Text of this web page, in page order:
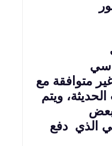
متوافقة مع
ويتم
الذي دفع